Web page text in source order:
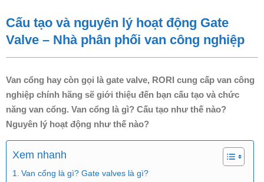
Cấu tạo và nguyên lý hoạt động Gate
Valve – Nhà phân phối van công nghiệp
Van cổng hay còn gọi là gate valve, RORI cung cấp van công
nghiệp chính hãng sẽ giới thiệu đến bạn cấu tạo và chức
năng van cổng. Van cổng là gì? Cấu tạo như thế nào?
Nguyên lý hoạt động như thế nào?
Xem nhanh
Van cổng là gì? Gate valves là gì?